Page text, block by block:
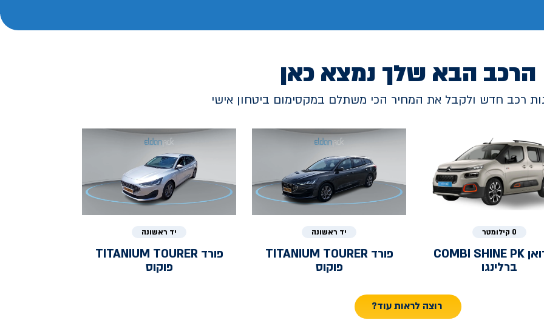
הרכב הבא שלך נמצא כאן
רכב חדש ולקבל את המחיר הכי משתלם במקסימום ביטחון אישי
0 קילומטר
COMBI SHINE PK
ברלינגו
יד ראשונה
פורד TITANIUM TOURER
פוקוס
יד ראשונה
פורד TITANIUM TOURER
פוקוס
רוצה לראות עוד?